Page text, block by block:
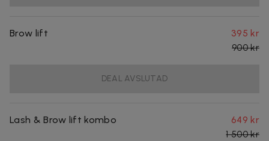
Brow lift
395 kr
900 kr
DEAL AVSLUTAD
Lash & Brow lift kombo
649 kr
1 500 kr